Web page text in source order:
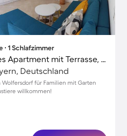
∙ 1 Schlafzimmer
Familienfreundliches Apartment mit Terrasse, Garten und Grill | Haustierfreundlich
Deutschland
für Familien mit Garten
willkommen!